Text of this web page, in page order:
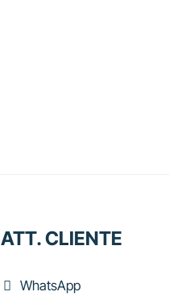
ATT. CLIENTE
WhatsApp